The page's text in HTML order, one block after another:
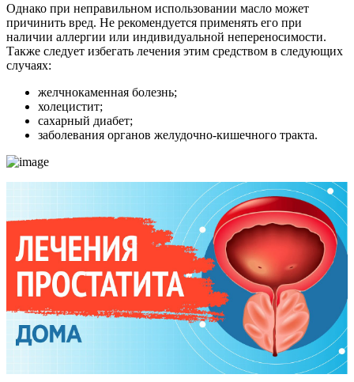
Однако при неправильном использовании масло может
причинить вред. Не рекомендуется применять его при
наличии аллергии или индивидуальной непереносимости.
Также следует избегать лечения этим средством в следующих
случаях:
желчнокаменная болезнь;
холецистит;
сахарный диабет;
заболевания органов желудочно-кишечного тракта.